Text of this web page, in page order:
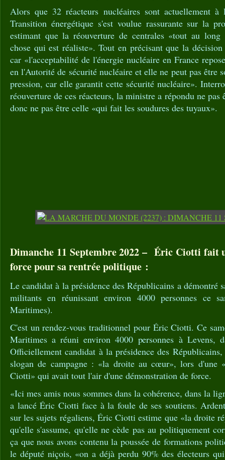
Alors que 32 réacteurs nucléaires sont actuellement
Transition énergétique s'est voulue rassurante sur la
estimant que la réouverture de centrales «tout au
chose qui est réaliste». Tout en précisant que la
car «l'acceptabilité de l'énergie nucléaire en France
en l'Autorité de sécurité nucléaire et elle ne peut pas être
pression, car elle garantit cette sécurité nucléaire».
réouverture de ces réacteurs, la ministre a répondu ne pas
donc ne pas être celle «qui fait les soudures des tuyaux».
Dimanche 11 Septembre 2022 – Éric Ciotti fait
force pour sa rentrée politique :
Le candidat à la présidence des Républicains a démontré
militants en réunissant environ 4000 personnes ce
Maritimes).
C'est un rendez-vous traditionnel pour Éric Ciotti. Ce
Maritimes a réuni environ 4000 personnes à Levens,
Officiellement candidat à la présidence des
slogan de campagne : «la droite au cœur», lors d'une
Ciotti» qui avait tout l'air d'une démonstration de force.
«Ici mes amis nous sommes dans la cohérence, dans la
a lancé Éric Ciotti face à la foule de ses soutiens.
sur les sujets régaliens, Éric Ciotti estime que «la droite
qu'elle s'assume, qu'elle ne cède pas au politiquement
ça que nous avons contenu la poussée de formations
le député niçois, «on a déjà perdu 90% des électeurs